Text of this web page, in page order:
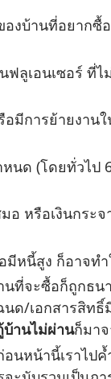
งบ้านที่อยาก
ลูเอนเซอร์ ที่ไ
มีการย้ายงาน
ด (โดยทั่วไป
อ หรือเงินกระ
หนี้สูง ก็อาจท
ที่จะซื้อก็ถูกธน
ด/เอกสารสิท
บ้านไม่ผ่านก็มา
นหน้านี้เราไป